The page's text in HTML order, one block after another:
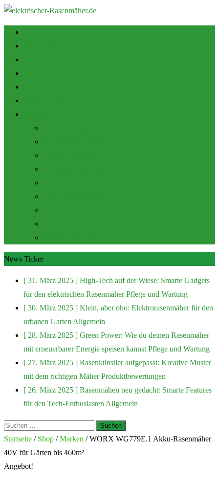
News Ticker
[ 31. März 2025 ] High-Tech auf der Wiese: Smarte Gadgets
für den elektrischen RasenmäherPflege und Wartung
[ 30. März 2025 ] Klein, aber oho: Elektrorasenmäher für den
urbanen Garten Allgemein
[ 28. März 2025 ] Green Power: Wie du deinen Rasenmäher
mit erneuerbarer Energie speisen kannst Pflege und Wartung
[ 27. März 2025 ] Rasenkünstler aufgepasst: Kreative Muster
mit dem richtigen MäherProduktbewertungen
[ 26. März 2025 ] Rasenmähen neu gedacht: Smarte Features
für den Tech-Enthusiasten Allgemein
Suchen
nach:
Startseite / Shop /Marken / WORX WG779E.1 Akku-Rasenmäher
40V für Gärten bis 460m²
Angebot!